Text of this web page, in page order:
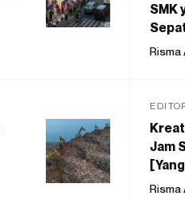
SMK
Risma
Jam
Risma